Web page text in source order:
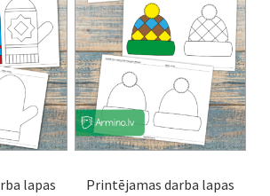
lapas
Printējamas darba lapas